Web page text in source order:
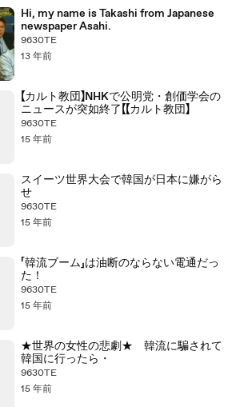
Hi, my name is Takashi from Japanese
newspaper Asahi.
9630TE
13 年前
【カルト教団】NHKで公明党・創価学会の
ニュースが突如終了【【カルト教団】
9630TE
15 年前
スイーツ世界大会で韓国が日本に嫌がら
せ
9630TE
15 年前
「韓流ブーム」は油断のならない電通だっ
た！
9630TE
15 年前
★世界の女性の悲劇★ 韓流に騙されて
韓国に行ったら・
9630TE
15 年前